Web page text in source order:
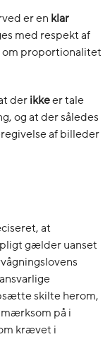
er en klar
med respekt af
proportionalitet
derikkeer tale
og at der således
af billeder
at
gælder uanset
skilte herom,
på i
krævet i